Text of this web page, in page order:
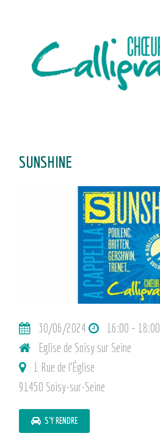
SUNSHINE
30/06/2024
16:00 – 18:00
Eglise de Soisy sur Seine
1 Rue de l’Église
91450 Soisy-sur-Seine
S'Y RENDRE